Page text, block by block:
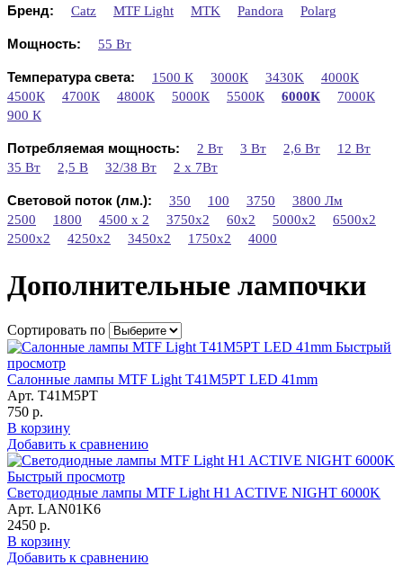
Бренд: Catz MTF Light MTK Pandora Polarg
Мощность: 55 Вт
Температура света: 1500 К 3000К 3430K
4000К
4500К
4700К 4800К 5000К 5500К 6000К
7000К
900 К
Потребляемая мощность: 2 Вт 3 Вт 2,6 Вт
12 Вт
35 Вт
2,5 В 32/38 Вт 2 x 7Вт
Световой поток (лм.): 350 100 3750
3800 Лм
2500
1800 4500 x 2 3750x2 60x2 5000x2
6500x2
2500x2
4250x2 3450x2 1750x2 4000
Дополнительные лампочки
Сортировать по
Быстрый
просмотр
Салонные лампы MTF Light T41M5PT LED 41mm
Арт. T41M5PT
750 р.
В корзину
Добавить к сравнению
Быстрый просмотр
Светодиодные лампы MTF Light H1 ACTIVE NIGHT 6000K
Арт. LAN01K6
2450 р.
В корзину
Добавить к сравнению